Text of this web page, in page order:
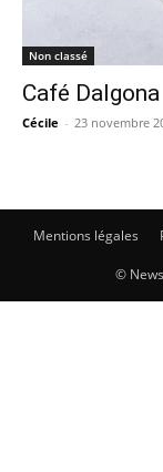
Non classé
Café Dalgona
Cécile - 23 novembre
Mentions légales
©